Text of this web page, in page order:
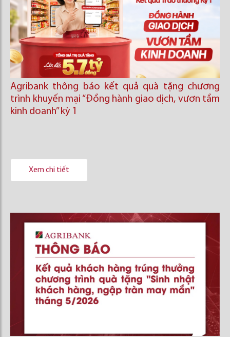
Agribank thông báo kết quả quà tặng chương
trình khuyến mại “Đồng hành giao dịch, vươn tầm
kinh doanh’’ kỳ 1
Xem chi tiết